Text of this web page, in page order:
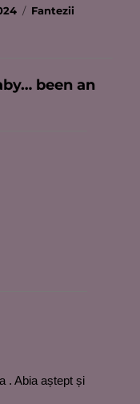
Categorii
Fantezii
been an
. Abia aștept și